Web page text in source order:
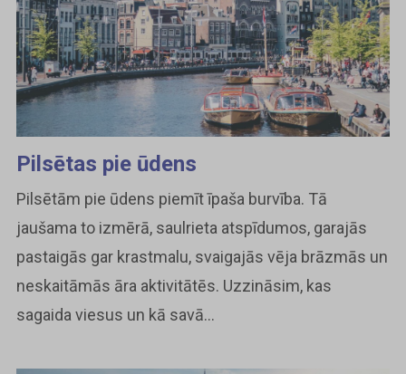
Pilsētas pie ūdens
Pilsētām pie ūdens piemīt īpaša burvība. Tā
jaušama to izmērā, saulrieta atspīdumos, garajās
pastaigās gar krastmalu, svaigajās vēja brāzmās un
neskaitāmās āra aktivitātēs. Uzzināsim, kas
sagaida viesus un kā savā...